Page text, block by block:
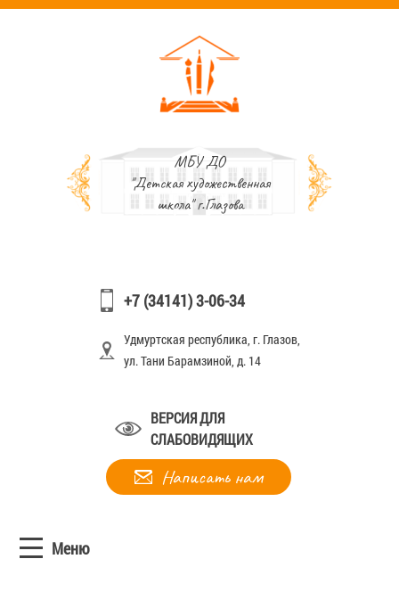
МБУ ДО
"Детская художественная
школа" г.Глазова
+7 (34141) 3-06-34
Удмуртская республика, г. Глазов,
ул. Тани Барамзиной, д. 14
ВЕРСИЯ ДЛЯ
СЛАБОВИДЯЩИХ
Написать нам
Меню